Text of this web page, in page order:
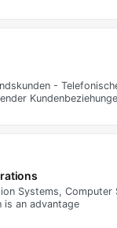
-
Systems,
is an advantage